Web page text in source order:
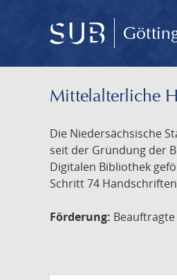
Mittelalterliche
Die Niedersächsische
seit der Gründung der
Digitalen Bibliothek
Schritt 74
Förderung: